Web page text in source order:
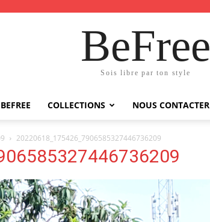
BeFree
Sois libre par ton style
COLLECTIONS NOUS CONTACTER
20220618_175426_7906585327446736209